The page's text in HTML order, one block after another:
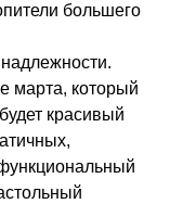
большего
марта, который
красивый